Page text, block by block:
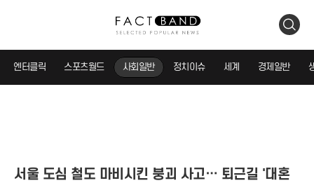
검
엔터클릭 스포츠월드 사회일반 정치이슈 세계 경제일반
서울 도심 철도 마비시킨 붕괴 사고… 퇴근길 '대혼